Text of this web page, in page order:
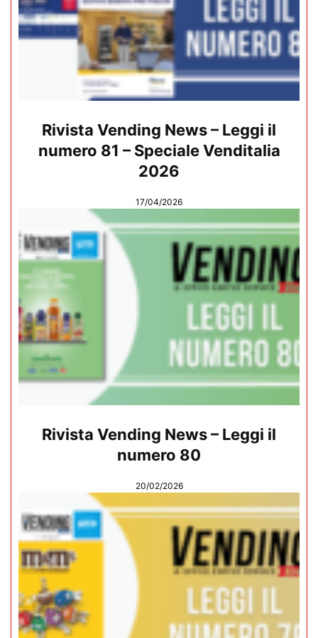
Rivista Vending News – Leggi il
numero 81 – Speciale Venditalia
2026
17/04/2026
Rivista Vending News – Leggi il
numero 80
20/02/2026